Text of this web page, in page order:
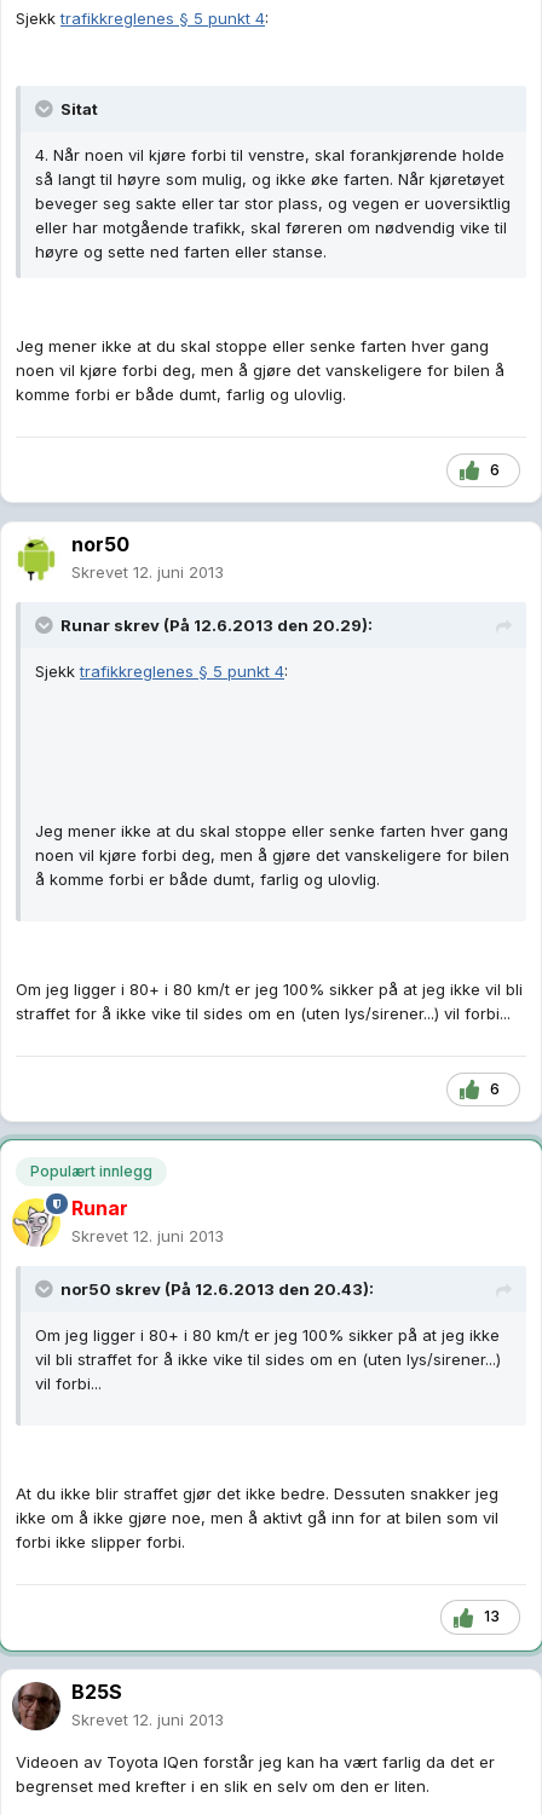
Sjekktrafikkreglenes § 5 punkt 4:
Sitat
4. Når noen vil kjøre forbi til venstre, skal forankjørende holde
så langt til høyre som mulig, og ikke øke farten. Når kjøretøyet
beveger seg sakte eller tar stor plass, og vegen er uoversiktlig
eller har motgående trafikk, skal føreren om nødvendig vike til
høyre og sette ned farten eller stanse.
Jeg mener ikke at du skal stoppe eller senke farten hver gang
noen vil kjøre forbi deg, men å gjøre det vanskeligere for bilen å
komme forbi er både dumt, farlig og ulovlig.
6
nor50
Skrevet 12. juni 2013
Runar skrev (På 12.6.2013 den 20.29):
Sjekktrafikkreglenes § 5 punkt 4:
Jeg mener ikke at du skal stoppe eller senke farten hver gang
noen vil kjøre forbi deg, men å gjøre det vanskeligere for bilen
å komme forbi er både dumt, farlig og ulovlig.
Om jeg ligger i 80+ i 80 km/t er jeg 100% sikker på at jeg ikke vil bli
straffet for å ikke vike til sides om en (uten lys/sirener...) vil forbi...
6
Populært innlegg
Runar
Skrevet 12. juni 2013
nor50 skrev (På 12.6.2013 den 20.43):
Om jeg ligger i 80+ i 80 km/t er jeg 100% sikker på at jeg ikke
vil bli straffet for å ikke vike til sides om en (uten lys/sirener...)
vil forbi...
At du ikke blir straffet gjør det ikke bedre. Dessuten snakker jeg
ikke om å ikke gjøre noe, men å aktivt gå inn for at bilen som vil
forbi ikke slipper forbi.
13
B25S
Skrevet 12. juni 2013
Videoen av Toyota IQen forstår jeg kan ha vært farlig da det er
begrenset med krefter i en slik en selv om den er liten.